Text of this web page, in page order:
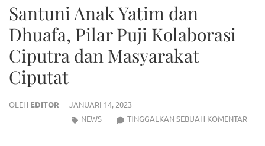
Santuni Anak Yatim dan
Dhuafa, Pilar Puji Kolaborasi
Ciputra dan Masyarakat
Ciputat
OLEH EDITOR
JANUARI 14, 2023
TINGGALKAN SEBUAH KOMENTAR
NEWS